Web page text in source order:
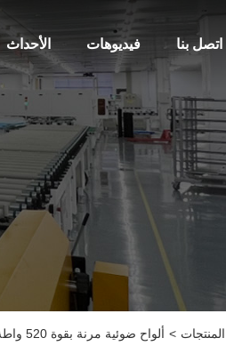
الأحداث فيديوهات اتصل بنا
المنتجات > ألواح ضوئية مرنة بقوة 520 واطة للسيارات المتنقلة المحمولة والجهد التشغيلي الأمثل 44.19 فولت